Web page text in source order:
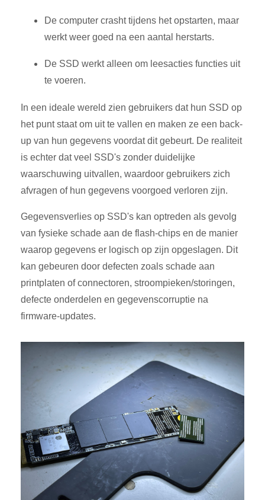
De computer crasht tijdens het opstarten, maar
werkt weer goed na een aantal herstarts.
De SSD werkt alleen om leesacties functies uit
te voeren.
In een ideale wereld zien gebruikers dat hun SSD op
het punt staat om uit te vallen en maken ze een back-
up van hun gegevens voordat dit gebeurt. De realiteit
is echter dat veel SSD's zonder duidelijke
waarschuwing uitvallen, waardoor gebruikers zich
afvragen of hun gegevens voorgoed verloren zijn.
Gegevensverlies op SSD's kan optreden als gevolg
van fysieke schade aan de flash-chips en de manier
waarop gegevens er logisch op zijn opgeslagen. Dit
kan gebeuren door defecten zoals schade aan
printplaten of connectoren, stroompieken/storingen,
defecte onderdelen en gegevenscorruptie na
firmware-updates.